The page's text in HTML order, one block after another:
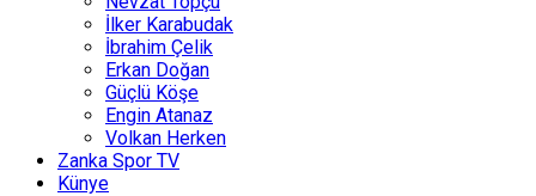
İlker Karabudak
İbrahim Çelik
Erkan Doğan
Güçlü Köşe
Engin Atanaz
Volkan Herken
Zanka Spor TV
Künye